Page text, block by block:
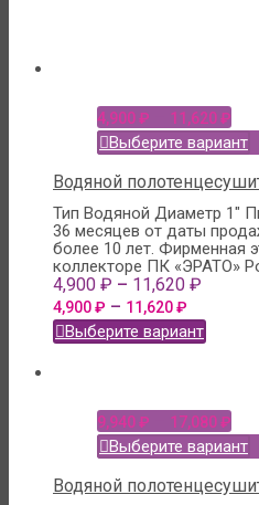
4,900₽ 11,620₽
Выберите вариант
Водяной
Тип Водяной Диаметр 1"
36 месяцев от даты
более 10 лет. Фирменная
коллекторе ПК «ЭРАТО»
4,900 ₽ – 11,620 ₽
4,900₽ – 11,620₽
Выберите вариант
9,940₽ 17,080₽
Выберите вариант
Водяной